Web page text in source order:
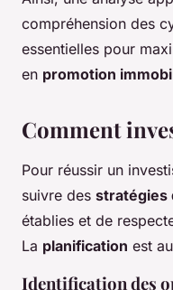
compréhension des
essentielles pour
en promotion
Comment
Pour réussir un
suivre des stratégies
établies et de
La planification est
Identification des